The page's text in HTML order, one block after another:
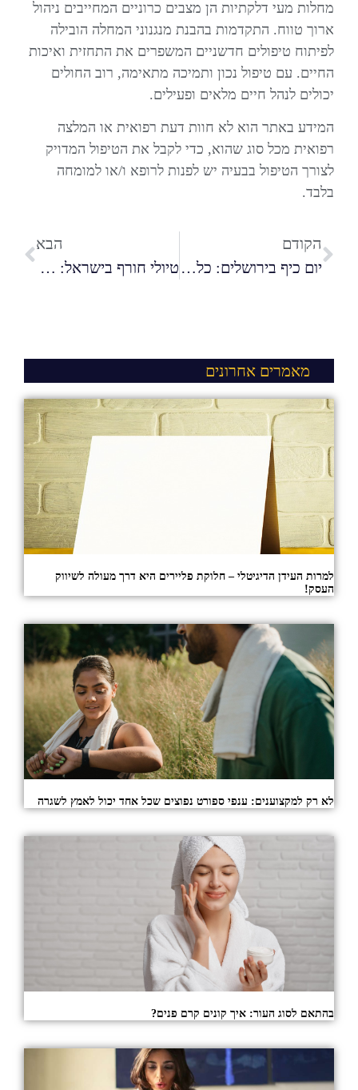
מחלות מעי דלקתיות הן מצבים כרוניים המחייבים ניהול
ארוך טווח. התקדמות בהבנת מנגנוני המחלה הובילה
לפיתוח טיפולים חדשניים המשפרים את התחזית ואיכות
החיים. עם טיפול נכון ותמיכה מתאימה, רוב החולים
יכולים לנהל חיים מלאים ופעילים.
המידע באתר הוא לא חוות דעת רפואית או המלצה
רפואית מכל סוג שהוא, כדי לקבל את הטיפול המדויק
לצורך הטיפול בבעיה יש לפנות לרופא ו/או למומחה
בלבד.
הקודם
יום כיף בירושלים: כל מה שצריך לדעת על בילוי בבירה
הבא
טיולי חורף בישראל: נופים פורחים ומסלולים מרהיבים לכל המשפחה
מאמרים אחרונים
למרות העידן הדיגיטלי – חלוקת פליירים היא דרך מעולה לשיווק
העסק!
לא רק למקצוענים: ענפי ספורט נפוצים שכל אחד יכול לאמץ לשגרה
בהתאם לסוג העור: איך קונים קרם פנים?